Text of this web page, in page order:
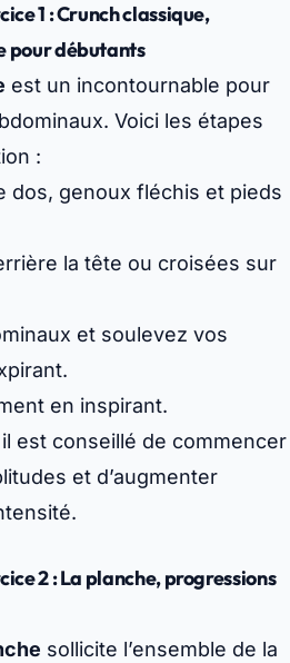
1 : Crunch classique,
pour débutants
est un incontournable pour
Voici les étapes
:
dos, genoux fléchis et pieds
la tête ou croisées sur
et soulevez vos
en inspirant.
est conseillé de commencer
et d’augmenter
2 : La planche, progressions
sollicite l’ensemble de la